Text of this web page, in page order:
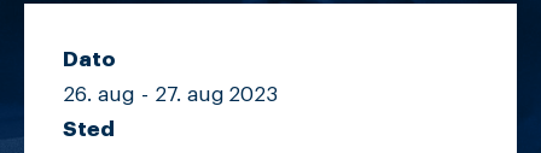
Dato
26. aug - 27. aug 2023
Sted